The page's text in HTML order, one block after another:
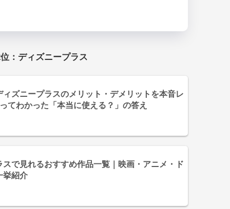
位：ディズニープラス
ィズニープラスのメリット・デメリットを本音レ
てわかった「本当に使える？」の答え
スで見れるおすすめ作品一覧｜映画・アニメ・ド
挙紹介